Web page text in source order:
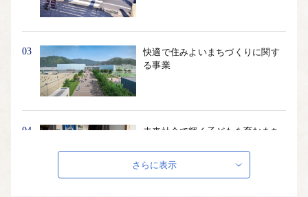
03
快適で住みよいまちづくりに関す
る事業
04
未来社会で輝く子どもを育むまち
さらに表示